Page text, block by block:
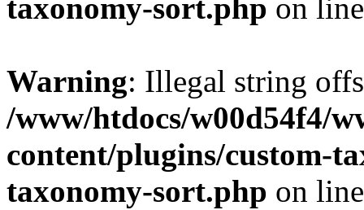
taxonomy-sort.php on
Warning: Illegal string
/www/htdocs/w00d54f4/
content/plugins/custom-
taxonomy-sort.php on